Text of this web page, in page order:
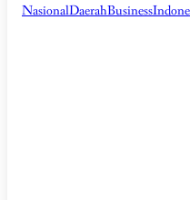
NasionalDaerahBusiness